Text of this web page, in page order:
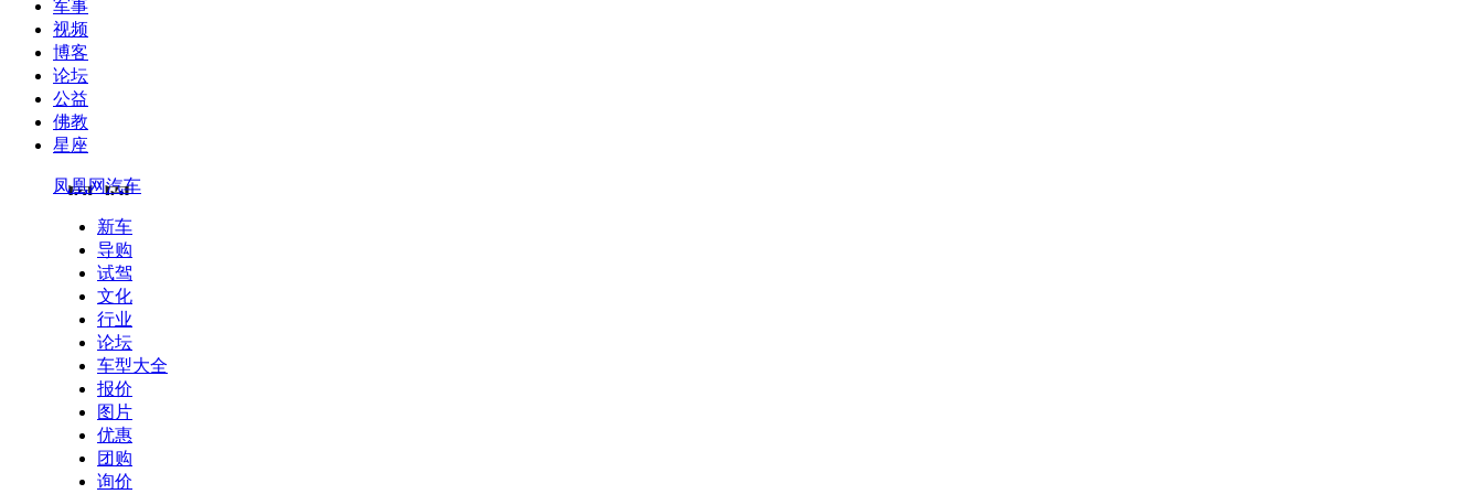
军事
视频
博客
论坛
公益
佛教
星座
凤凰网汽车
新车
导购
试驾
文化
行业
论坛
车型大全
报价
图片
优惠
团购
询价